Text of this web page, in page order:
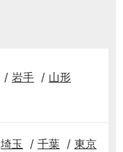
岩手
山形
埼玉 千葉
東京